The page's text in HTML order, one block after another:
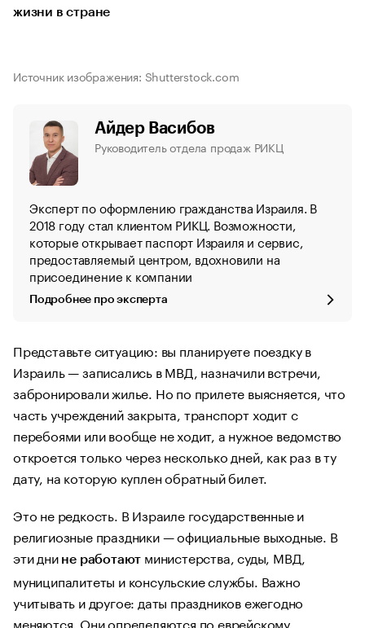
жизни в стране
Источник изображения: Shutterstock.com
Айдер Васибов
Руководитель отдела продаж РИКЦ
Эксперт по оформлению гражданства Израиля. В
2018 году стал клиентом РИКЦ. Возможности,
которые открывает паспорт Израиля и сервис,
предоставляемый центром, вдохновили на
присоединение к компании
Подробнее про эксперта
Представьте ситуацию: вы планируете поездку в
Израиль — записались в МВД, назначили встречи,
забронировали жилье. Но по прилете выясняется, что
часть учреждений закрыта, транспорт ходит с
перебоями или вообще не ходит, а нужное ведомство
откроется только через несколько дней, как раз в ту
дату, на которую куплен обратный билет.
Это не редкость. В Израиле государственные и
религиозные праздники — официальные выходные. В
эти дни не работают министерства, суды, МВД,
муниципалитеты и консульские службы. Важно
учитывать и другое: даты праздников ежегодно
меняются. Они определяются по еврейскому